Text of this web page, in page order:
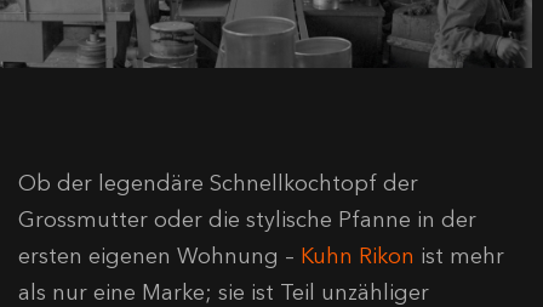
Ob der legendäre Schnellkochtopf der
Grossmutter oder die stylische Pfanne in der
ersten eigenen Wohnung – Kuhn Rikon ist mehr
als nur eine Marke; sie ist Teil unzähliger